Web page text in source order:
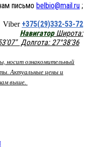
belbio@mail.ru ;
Viber +375(29)332-53-72
НавигаторШирота:
Долгота: 27°38'36
носит ознакомительный
Актуальные цены и
выше.